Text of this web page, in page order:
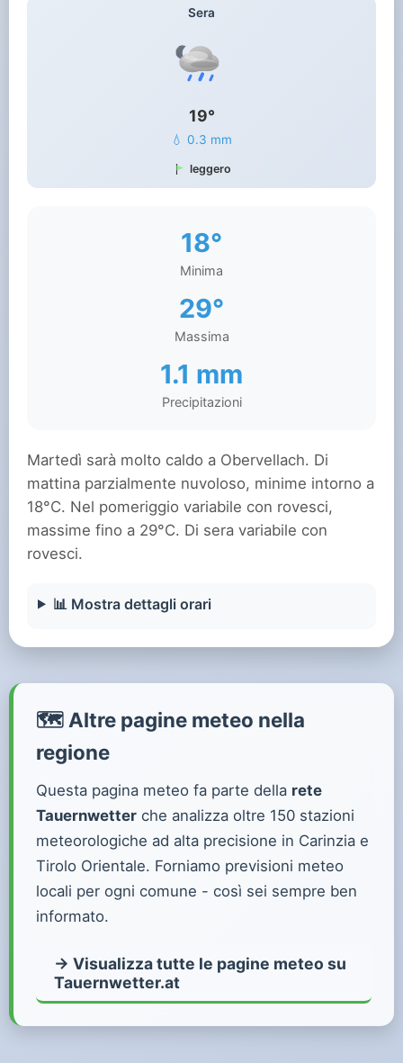
Sera
19°
💧 0.3 mm
leggero
18°
Minima
29°
Massima
1.1 mm
Precipitazioni
Martedì sarà molto caldo a Obervellach. Di
mattina parzialmente nuvoloso, minime intorno a
18°C. Nel pomeriggio variabile con rovesci,
massime fino a 29°C. Di sera variabile con
rovesci.
📊 Mostra dettagli orari
🗺️ Altre pagine meteo nella
regione
Questa pagina meteo fa parte della rete
Tauernwetter che analizza oltre 150 stazioni
meteorologiche ad alta precisione in Carinzia e
Tirolo Orientale. Forniamo previsioni meteo
locali per ogni comune - così sei sempre ben
informato.
→ Visualizza tutte le pagine meteo su
Tauernwetter.at